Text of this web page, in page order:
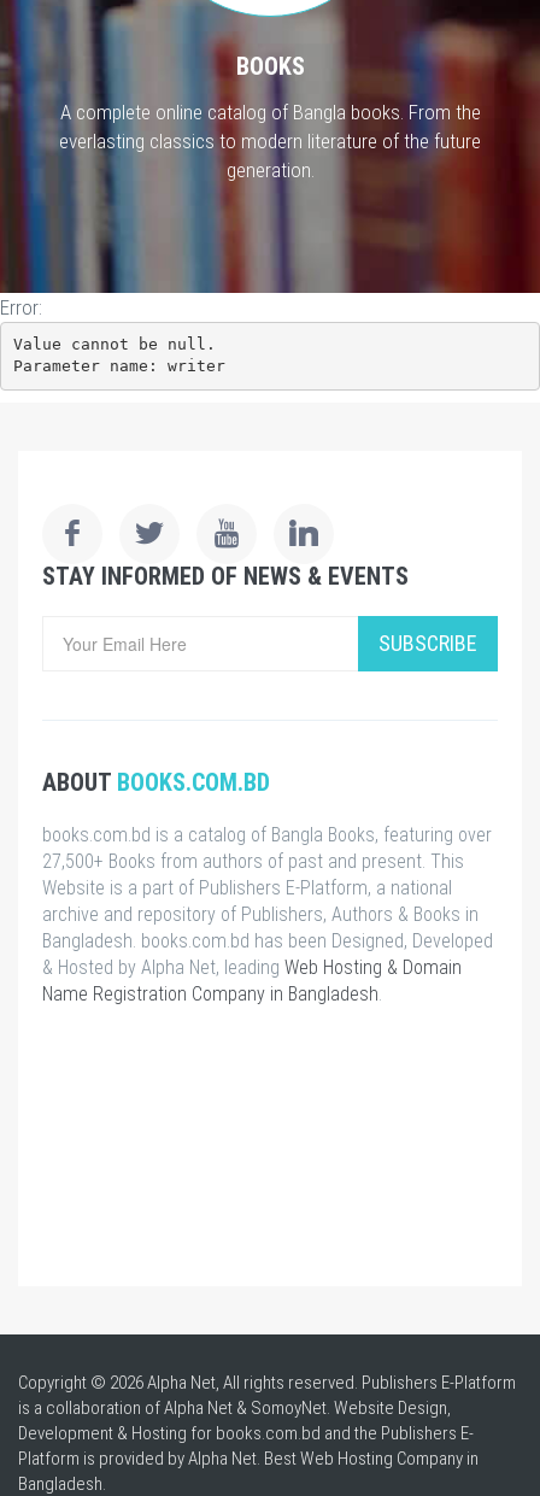
BOOKS
A complete online catalog of Bangla books. From the
everlasting classics to modern literature of the future
generation.
Error:
Value cannot be null.
Parameter name: writer
STAY INFORMED OF NEWS & EVENTS
SUBSCRIBE
ABOUT BOOKS.COM.BD
books.com.bd is a catalog of Bangla Books, featuring over
27,500+ Books from authors of past and present. This
Website is a part of Publishers E-Platform, a national
archive and repository of Publishers, Authors & Books in
Bangladesh. books.com.bd has been Designed, Developed
& Hosted by Alpha Net, leading Web Hosting & Domain
Name Registration Company in Bangladesh
Copyright © 2026 Alpha Net, All rights reserved. Publishers E-Platform
is a collaboration of Alpha Net & SomoyNet. Website Design,
Development & Hosting for books.com.bd and the Publishers E-
Platform is provided by Alpha Net. BestWeb Hosting Company in
Bangladesh.